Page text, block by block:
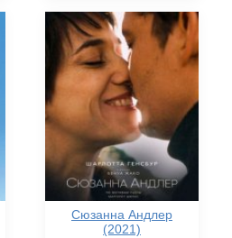
Сюзанна Андлер
(2021)